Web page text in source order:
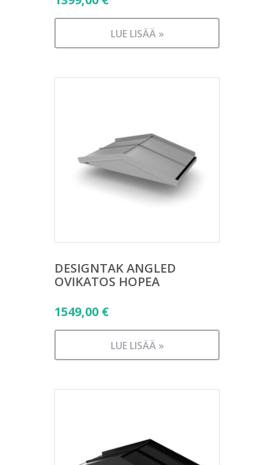
LUE LISÄÄ »
DESIGNTAK ANGLED
OVIKATOS HOPEA
1549,00 €
LUE LISÄÄ »